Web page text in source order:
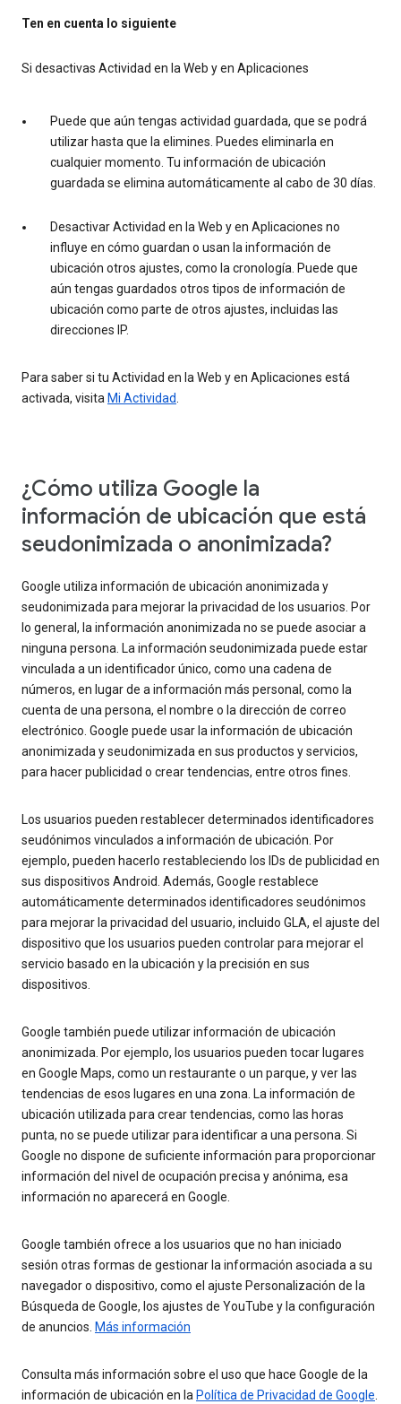
Ten en cuenta lo siguiente
Si desactivas Actividad en la Web y en Aplicaciones
Puede que aún tengas actividad guardada, que se podrá
utilizar hasta que la elimines. Puedes eliminarla en
cualquier momento. Tu información de ubicación
guardada se elimina automáticamente al cabo de 30 días.
Desactivar Actividad en la Web y en Aplicaciones no
influye en cómo guardan o usan la información de
ubicación otros ajustes, como la cronología. Puede que
aún tengas guardados otros tipos de información de
ubicación como parte de otros ajustes, incluidas las
direcciones IP.
Para saber si tu Actividad en la Web y en Aplicaciones está
activada, visita Mi Actividad.
¿Cómo utiliza Google la
información de ubicación que está
seudonimizada o anonimizada?
Google utiliza información de ubicación anonimizada y
seudonimizada para mejorar la privacidad de los usuarios. Por
lo general, la información anonimizada no se puede asociar a
ninguna persona. La información seudonimizada puede estar
vinculada a un identificador único, como una cadena de
números, en lugar de a información más personal, como la
cuenta de una persona, el nombre o la dirección de correo
electrónico. Google puede usar la información de ubicación
anonimizada y seudonimizada en sus productos y servicios,
para hacer publicidad o crear tendencias, entre otros fines.
Los usuarios pueden restablecer determinados identificadores
seudónimos vinculados a información de ubicación. Por
ejemplo, pueden hacerlo restableciendo los IDs de publicidad en
sus dispositivos Android. Además, Google restablece
automáticamente determinados identificadores seudónimos
para mejorar la privacidad del usuario, incluido GLA, el ajuste del
dispositivo que los usuarios pueden controlar para mejorar el
servicio basado en la ubicación y la precisión en sus
dispositivos.
Google también puede utilizar información de ubicación
anonimizada. Por ejemplo, los usuarios pueden tocar lugares
en Google Maps, como un restaurante o un parque, y ver las
tendencias de esos lugares en una zona. La información de
ubicación utilizada para crear tendencias, como las horas
punta, no se puede utilizar para identificar a una persona. Si
Google no dispone de suficiente información para proporcionar
información del nivel de ocupación precisa y anónima, esa
información no aparecerá en Google.
Google también ofrece a los usuarios que no han iniciado
sesión otras formas de gestionar la información asociada a su
navegador o dispositivo, como el ajuste Personalización de la
Búsqueda de Google, los ajustes de YouTube y la configuración
de anuncios. Más información
Consulta más información sobre el uso que hace Google de la
información de ubicación en la Política de Privacidad de Google.